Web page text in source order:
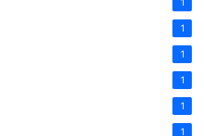
1
1
1
1
1
1